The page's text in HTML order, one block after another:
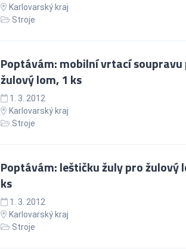
Karlovarský kraj
Stroje
Poptávám: mobilní vrtací soupravu
žulový lom, 1 ks
1. 3. 2012
Karlovarský kraj
Stroje
Poptávám: leštičku žuly pro žulový
ks
1. 3. 2012
Karlovarský kraj
Stroje